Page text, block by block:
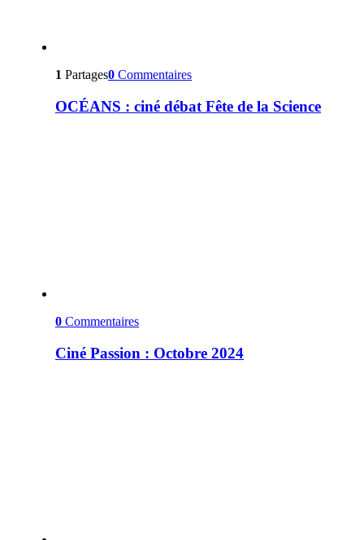
1 Partages0 Commentaires
OCÉANS : ciné débat Fête de la Science
0 Commentaires
Ciné Passion : Octobre 2024